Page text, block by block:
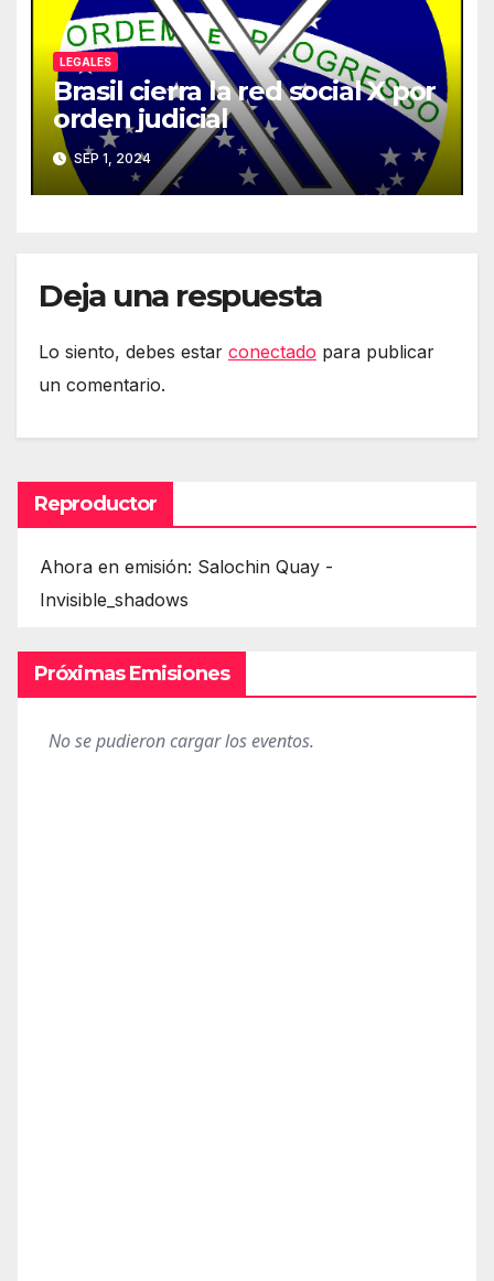
LEGALES
Brasil cierra la red social X por
orden judicial
SEP 1, 2024
Deja una respuesta
Lo siento, debes estar conectado para publicar
un comentario.
Reproductor
Ahora en emisión: Salochin Quay -
Invisible_shadows
Próximas Emisiones